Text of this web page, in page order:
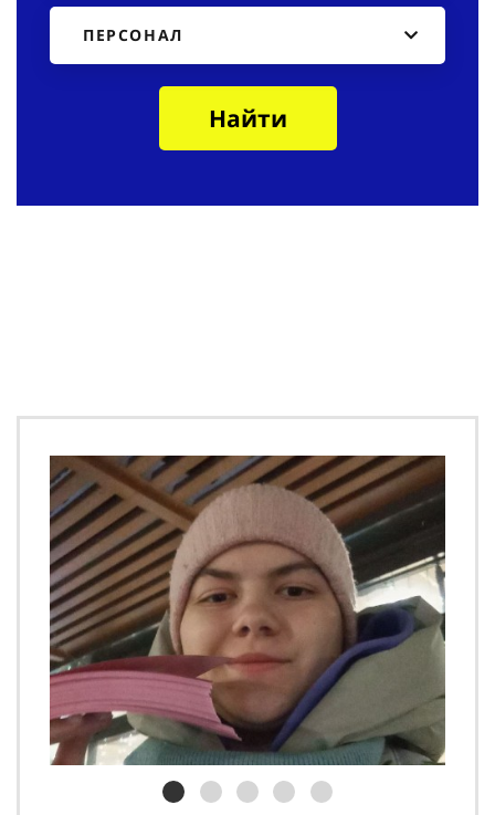
ПЕРСОНАЛ
Найти